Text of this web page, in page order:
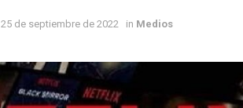
25 de septiembre de 2022 in Medios
08:00
5°C 6°C